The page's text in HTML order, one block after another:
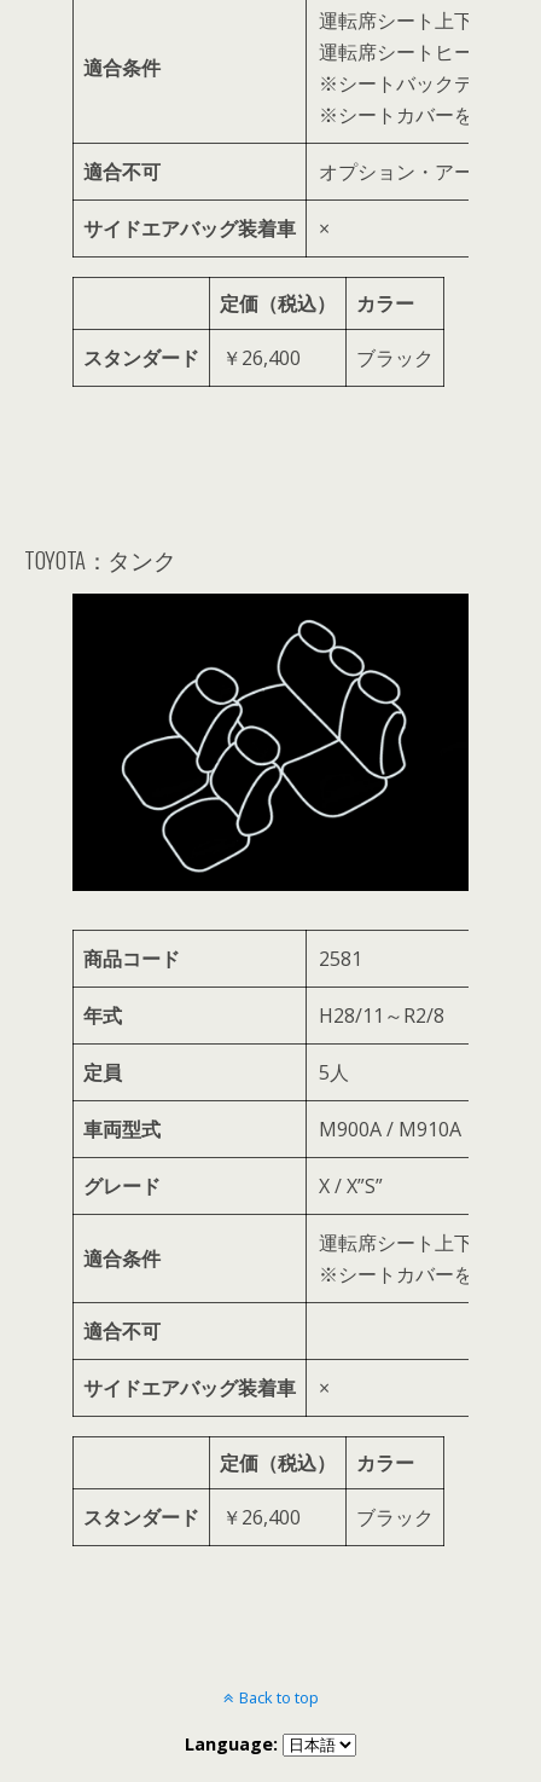
適合条件
運転席シート上下アジャ
運転席シートヒーター装
※シートバックテーブル
※シートカバーを装着す
適合不可 オプション・アームレス
サイドエアバッグ装着車 ×
定価（税込） カラー
スタンダード ￥26,400 ブラック
TOYOTA：タンク
商品コード 2581
年式 H28/11～R2/8
定員 5人
車両型式 M900A / M910A
グレード X / X”S”
適合条件
運転席シート上下アジャ
※シートカバーを装着す
適合不可
サイドエアバッグ装着車 ×
定価（税込） カラー
スタンダード ￥26,400 ブラック
Back to top
Language: